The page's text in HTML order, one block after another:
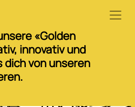
«Golden
innovativ und
dich von unseren